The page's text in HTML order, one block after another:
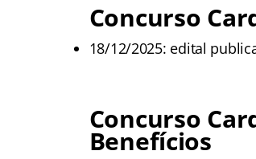
Concurso
18/12/2025: edital
Concurso
Benefícios